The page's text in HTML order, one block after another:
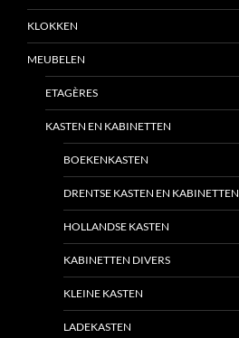
KLOKKEN
MEUBELEN
ETAGÈRES
KASTEN EN KABINETTEN
BOEKENKASTEN
DRENTSE KASTEN EN KABINETTEN
HOLLANDSE KASTEN
KABINETTEN DIVERS
KLEINE KASTEN
LADEKASTEN